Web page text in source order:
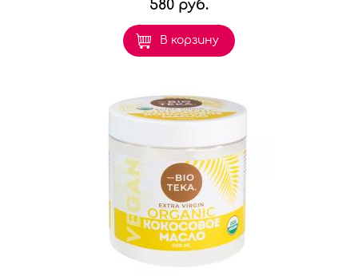
580 руб.
В корзину